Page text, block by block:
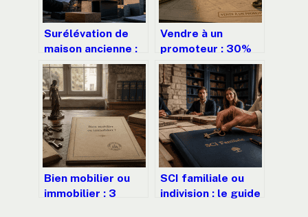
Surélévation de
maison ancienne :
5 contraintes
structurelles pour
réussir votre
extension verticale
Vendre à un
promoteur : 30%
de plus-value pour
18 mois de
patience ?
Bien mobilier ou
immobilier : 3
SCI familiale ou
indivision : le guide